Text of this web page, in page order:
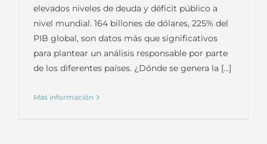
elevados niveles de deuda y déficit público a
nivel mundial. 164 billones de dólares, 225% del
PIB global, son datos más que significativos
para plantear un análisis responsable por parte
de los diferentes países. ¿Dónde se genera la [...]
Más información